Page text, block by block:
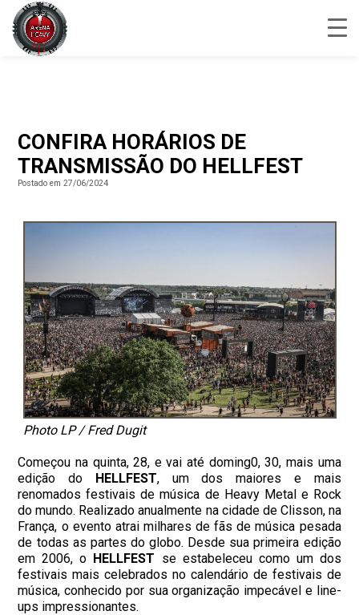
CONFIRA HORÁRIOS DE
TRANSMISSÃO DO HELLFEST
Postado em 27/06/2024
Photo LP / Fred Dugit
Começou na quinta, 28, e vai até doming0, 30, mais uma
edição do HELLFEST, um dos maiores e mais
renomados festivais de música de Heavy Metal e Rock
do mundo. Realizado anualmente na cidade de Clisson, na
França, o evento atrai milhares de fãs de música pesada
de todas as partes do globo. Desde sua primeira edição
em 2006, o HELLFEST se estabeleceu como um dos
festivais mais celebrados no calendário de festivais de
música, conhecido por sua organização impecável e line-
ups impressionantes.